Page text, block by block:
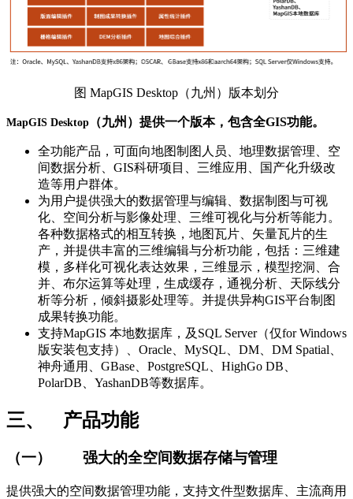
图 MapGIS Desktop（九州）版本划分
MapGIS Desktop （九州）提供一个版本，包含全GIS功能。
全功能产品，可面向地图制图人员、地理数据管理、空
间数据分析、GIS科研项目、三维应用、国产化升级改
造等用户群体。
为用户提供强大的数据管理与编辑、数据制图与可视
化、空间分析与影像处理、三维可视化与分析等能力。
各种数据格式的相互转换，地图瓦片、矢量瓦片的生
产，并提供丰富的三维编辑与分析功能，包括：三维建
模，多样化可视化表达效果，三维显示，模型挖洞、合
并、布尔运算等处理，生成缓存，通视分析、天际线分
析等分析，倾斜摄影处理等。并提供异构GIS平台制图
成果转换功能。
支持MapGIS 本地数据库，及SQL Server（仅for Windows
版安装包支持）、Oracle、MySQL、DM、DM Spatial、
神舟通用、GBase、PostgreSQL、HighGo DB、
PolarDB、YashanDB等数据库。
三、 产品功能
（一） 强大的全空间数据存储与管理
提供强大的空间数据管理功能，支持文件型数据库、主流商用